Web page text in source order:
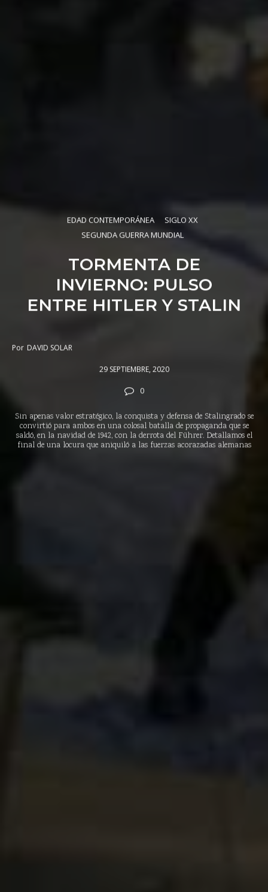
EDAD CONTEMPORÁNEA
SIGLO XX
SEGUNDA GUERRA MUNDIAL
TORMENTA DE
INVIERNO: PULSO
ENTRE HITLER Y STALIN
Por DAVID SOLAR
29 SEPTIEMBRE, 2020
0
Sin apenas valor estratégico, la conquista y defensa de Stalingrado se
convirtió para ambos en una colosal batalla de propaganda que se
saldó, en la navidad de 1942, con la derrota del Führer. Detallamos el
final de una locura que aniquiló a las fuerzas acorazadas alemanas